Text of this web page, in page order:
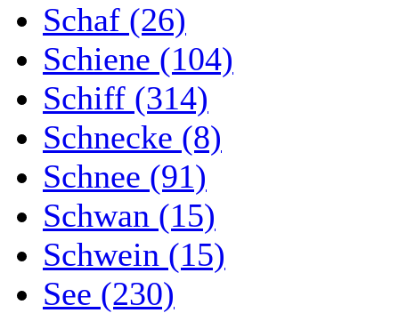
Schaf (26)
Schiene (104)
Schiff (314)
Schnecke (8)
Schnee (91)
Schwan (15)
Schwein (15)
See (230)